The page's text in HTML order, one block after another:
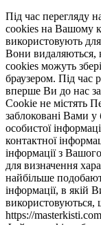
Під час перегляду
cookies на Вашому
використовують для
Вони видаляються,
cookies можуть
браузером. Під час
вперше Ви до нас
Cookie не містять
заблоковані Вами
особистої
контактної
інформації з
для визначення
найбільше
інформації, в якій
використовуються,
https://